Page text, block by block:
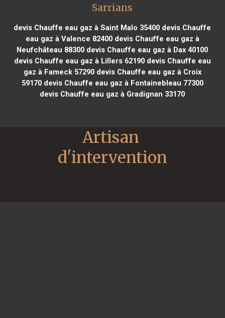
Sarrians
devis Chauffe eau gaz à Saint Malo 35400 devis Chauffe
eau gaz à Valence 82400devis Chauffe eau gaz à
Neufchâteau 88300 devis Chauffe eau gaz à Dax 40100
devis Chauffe eau gaz à Lillers 62190devis Chauffe eau
gaz à Fameck 57290devis Chauffe eau gaz à Croix
59170devis Chauffe eau gaz à Fontainebleau 77300
devis Chauffe eau gaz à Gradignan 33170
Artisan
d'intervention